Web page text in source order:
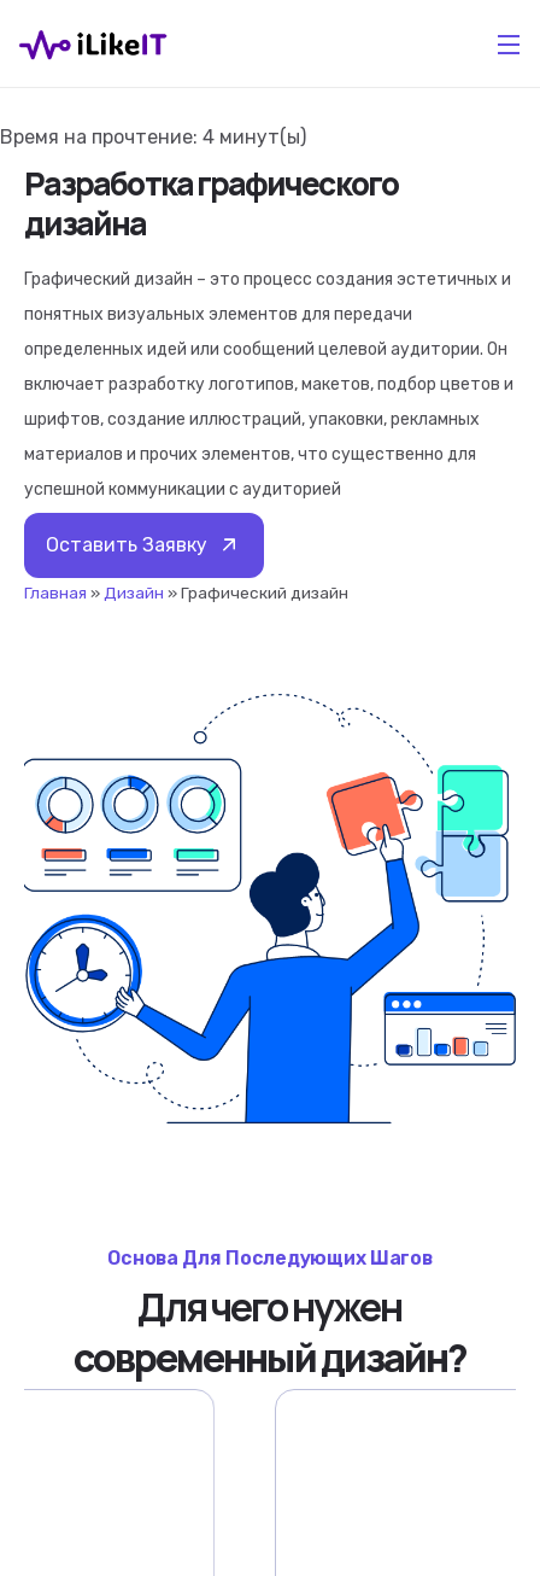
Время на прочтение: 4 минут(ы)
Разработка графического
дизайна
Графический дизайн – это процесс создания эстетичных и
понятных визуальных элементов для передачи
определенных идей или сообщений целевой аудитории. Он
включает разработку логотипов, макетов, подбор цветов и
шрифтов, создание иллюстраций, упаковки, рекламных
материалов и прочих элементов, что существенно для
успешной коммуникации с аудиторией
Оставить Заявку
Главная » Дизайн »Графический дизайн
Основа Для Последующих Шагов
Для чего нужен
современный дизайн?